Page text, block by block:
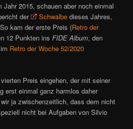
Jahr 2015, schauen aber noch einmal
der
Schwalbe dieses Jahres,
kam der erste Preis (Retro der
12 Punkten insFIDE Album, den
Retro der Woche 52/2020
Preis eingehen, der mit seiner
erst einmal ganz harmlos daher
ja zwischenzeitlich, dass dem nicht
nicht bei Aufgaben von Silvio